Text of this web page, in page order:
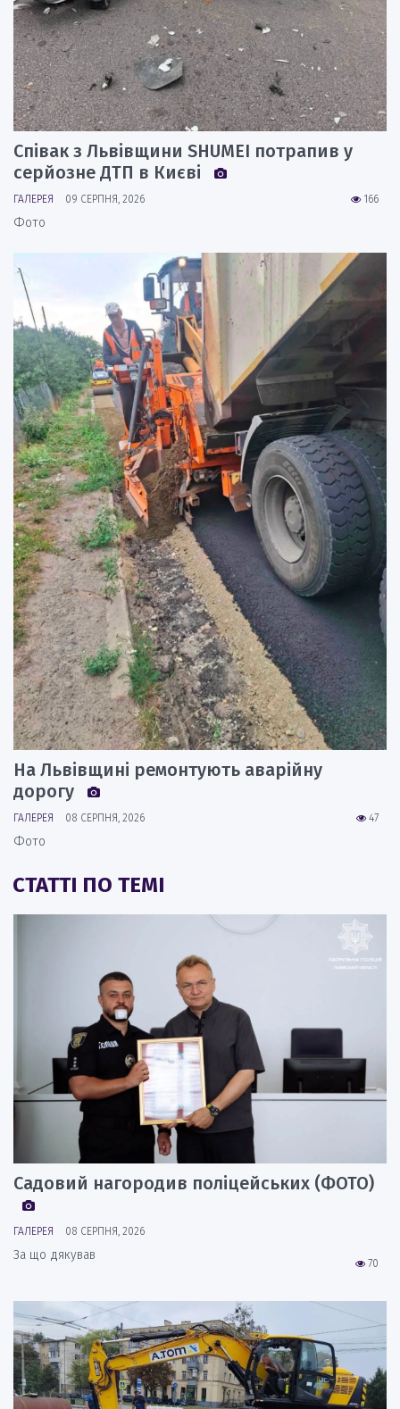
Співак з Львівщини SHUMEI потрапив у
серйозне ДТП в Києві
166
ГАЛЕРЕЯ 09 СЕРПНЯ, 2026
Фото
На Львівщині ремонтують аварійну
дорогу
47
ГАЛЕРЕЯ 08 СЕРПНЯ, 2026
Фото
СТАТТІ ПО ТЕМІ
Садовий нагородив поліцейських (ФОТО)
ГАЛЕРЕЯ 08 СЕРПНЯ, 2026
70
За що дякував